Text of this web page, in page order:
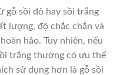
gỗ sồi đỏ hay sồi trắng
lượng, độ chắc chắn và
hảo. Tuy nhiên, nếu
trắng thường có ưu thế
sử dụng hơn là gỗ sồi